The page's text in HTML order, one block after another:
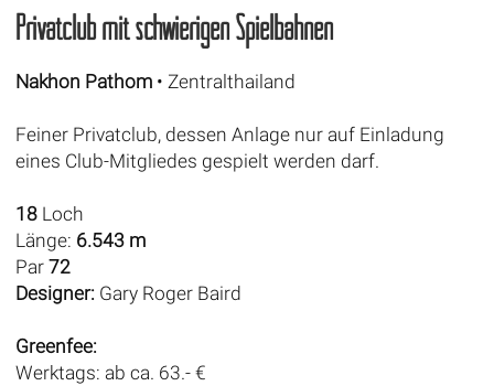
Privatclub mit schwierigen Spielbahnen
Nakhon Pathom• Zentralthailand
Feiner Privatclub, dessen Anlage nur auf Einladung
eines Club-Mitgliedes gespielt werden darf.
18Loch
Länge: 6.543 m
Par 72
Designer:Gary Roger Baird
Greenfee:
Werktags: ab ca. 63.- €